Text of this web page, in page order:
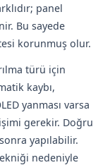
panel
Bu sayede
korunmuş olur.
türü için
kaybı,
yanması varsa
gerekir. Doğru
yapılabilir.
nedeniyle